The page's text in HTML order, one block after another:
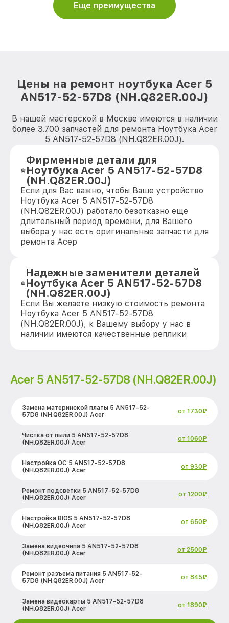
Еще преимущества
Цены на ремонт ноутбука Acer 5
AN517-52-57D8 (NH.Q82ER.00J)
В нашей мастерской в Москве имеются в наличии
более 3.700 запчастей для ремонта Ноутбука Acer
5 AN517-52-57D8 (NH.Q82ER.00J).
Фирменные детали для
Ноутбука Acer 5 AN517-52-57D8
(NH.Q82ER.00J)
Если для Вас важно, чтобы Ваше устройство
Ноутбука Acer 5 AN517-52-57D8
(NH.Q82ER.00J) работало безотказно еще
длительный период времени, для Вашего
выбора у нас есть оригинальные запчасти для
ремонта Асер
Надежные заменители деталей
Ноутбука Acer 5 AN517-52-57D8
(NH.Q82ER.00J)
Если Вы желаете низкую стоимость ремонта
Ноутбука Acer 5 AN517-52-57D8
(NH.Q82ER.00J), к Вашему выбору у нас в
наличии имеются качественные реплики
Acer 5 AN517-52-57D8 (NH.Q82ER.00J)
Замена материнской платы 5 AN517-52-
57D8 (NH.Q82ER.00J) Acer
от 1730₽
Чистка от пыли 5 AN517-52-57D8
(NH.Q82ER.00J) Acer
от 1060₽
Настройка ОС 5 AN517-52-57D8
(NH.Q82ER.00J) Acer
от 930₽
Ремонт подсветки 5 AN517-52-57D8
(NH.Q82ER.00J) Acer
от 1200₽
Настройка BIOS 5 AN517-52-57D8
(NH.Q82ER.00J) Acer
от 650₽
Замена видеочипа 5 AN517-52-57D8
(NH.Q82ER.00J) Acer
от 2500₽
Ремонт разъема питания 5 AN517-52-
57D8 (NH.Q82ER.00J) Acer
от 845₽
Замена видеокарты 5 AN517-52-57D8
(NH.Q82ER.00J) Acer
от 1890₽